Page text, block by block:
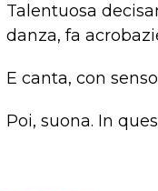
Talentuosa
danza, fa
E canta, con
Poi, suona. In